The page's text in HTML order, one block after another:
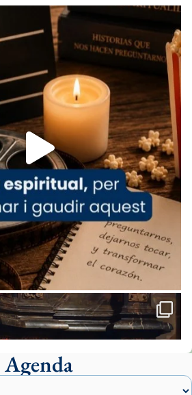
de Barcelonais at Catedral
de juliol, ha tingut lloc la
gràcies en agraïment al
de la visita apostòlica
XIV a Barcelona, i als
la Catedral de Barcelona.
el cardenal Joan
presidit la missa i l’ha
auxiliar de Barcelona,
de Barcelona
Agenda